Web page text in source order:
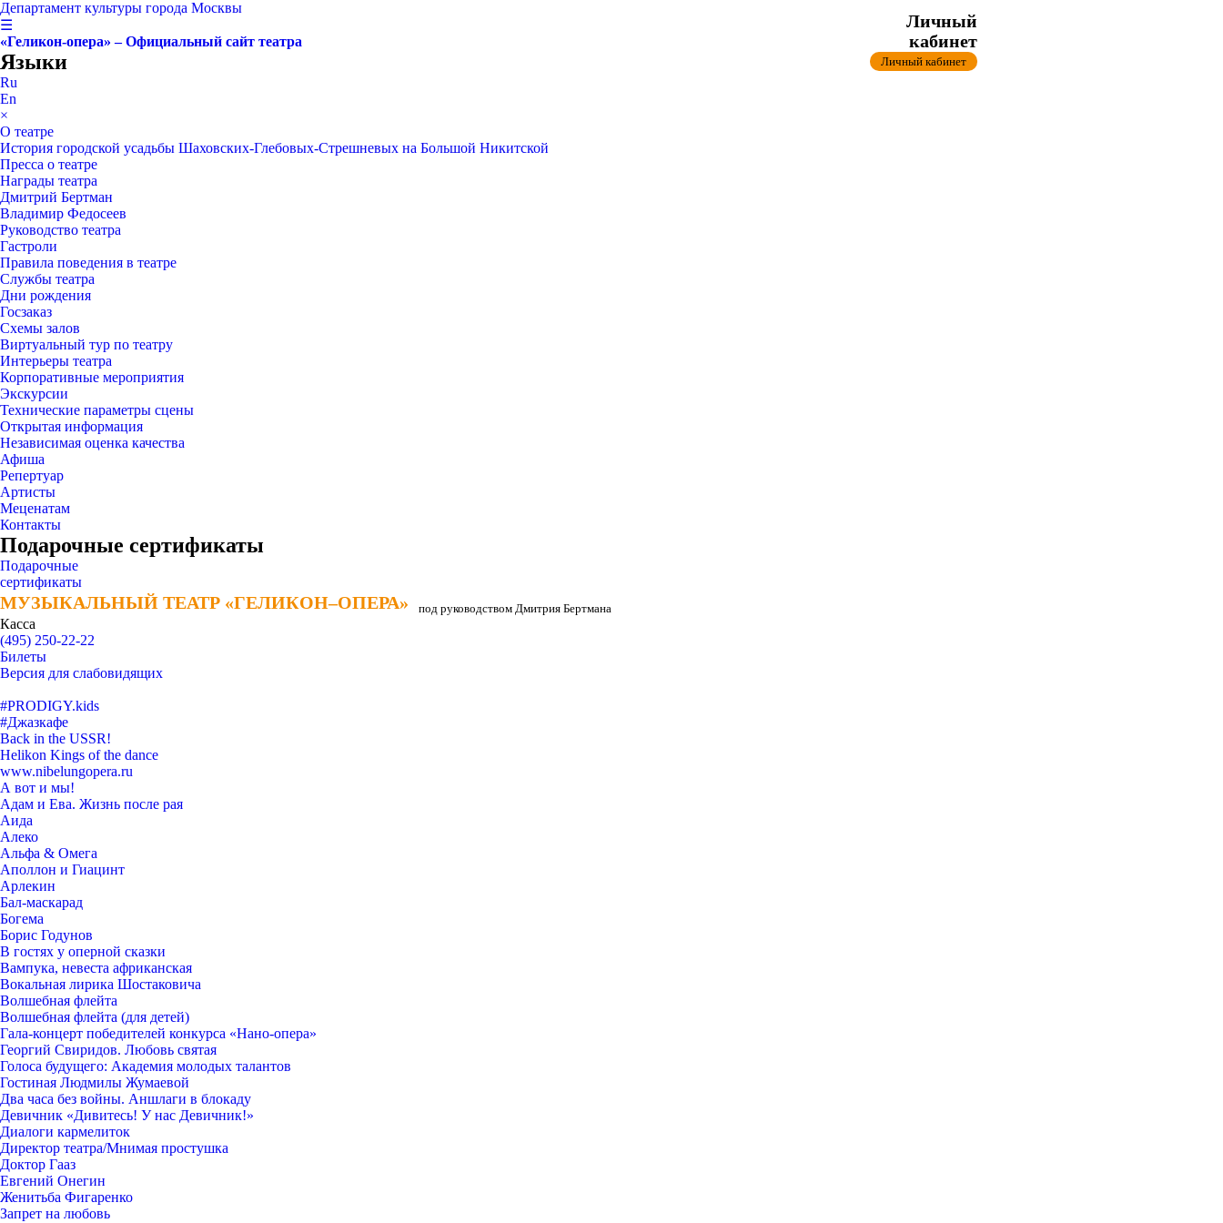
Департамент культуры города Москвы
☰
«Геликон-опера» – Официальный сайт театра
Языки
Ru
En
×
О театре
История городской усадьбы Шаховских-Глебовых-Стрешневых на Большой Никитской
Пресса о театре
Награды театра
Дмитрий Бертман
Владимир Федосеев
Руководство театра
Гастроли
Правила поведения в театре
Службы театра
Дни рождения
Госзаказ
Схемы залов
Виртуальный тур по театру
Интерьеры театра
Корпоративные мероприятия
Экскурсии
Технические параметры сцены
Открытая информация
Независимая оценка качества
Афиша
Репертуар
Артисты
Меценатам
Контакты
Подарочные сертификаты
Подарочные
сертификаты
МУЗЫКАЛЬНЫЙ ТЕАТР «ГЕЛИКОН–ОПЕРА»
МУЗЫКАЛЬНЫЙ ТЕАТР «ГЕЛИКОН–ОПЕРА» под руководством Дмитрия Бертмана
Касса
(495) 250-22-22
Личный
кабинет
Личный кабинет
Билеты
Версия для слабовидящих
#PRODIGY.kids
#Джазкафе
Back in the USSR!
Helikon Kings of the dance
www.nibelungopera.ru
А вот и мы!
Адам и Ева. Жизнь после рая
Аида
Алеко
Альфа & Омега
Аполлон и Гиацинт
Арлекин
Бал-маскарад
Богема
Борис Годунов
В гостях у оперной сказки
Вампука, невеста африканская
Вокальная лирика Шостаковича
Волшебная флейта
Волшебная флейта (для детей)
Гала-концерт победителей конкурса «Нано-опера»
Георгий Свиридов. Любовь святая
Голоса будущего: Академия молодых талантов
Гостиная Людмилы Жумаевой
Два часа без войны. Аншлаги в блокаду
Девичник «Дивитесь! У нас Девичник!»
Диалоги кармелиток
Директор театра/Мнимая простушка
Доктор Гааз
Евгений Онегин
Женитьба Фигаренко
Запрет на любовь